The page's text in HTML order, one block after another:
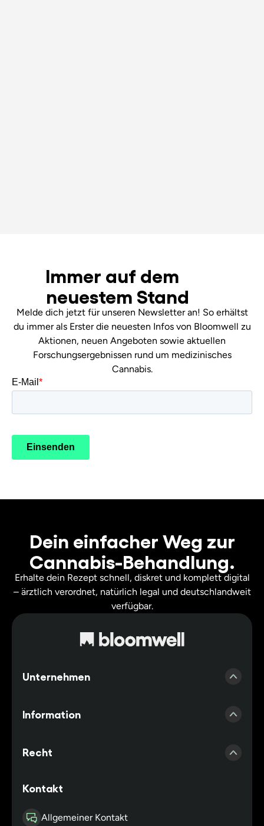
Immer auf dem
neuestem Stand
Melde dich jetzt für unseren Newsletter an! So erhältst
du immer als Erster die neuesten Infos von Bloomwell zu
Aktionen, neuen Angeboten sowie aktuellen
Forschungsergebnissen rund um medizinisches
Cannabis.
Dein einfacher Weg zur
Cannabis-Behandlung.
Erhalte dein Rezept schnell, diskret und komplett digital
– ärztlich verordnet, natürlich legal und deutschlandweit
verfügbar.
Unternehmen
Kooperationsärzte
Affiliateprogamm
Information
Cannabis Blog
Häufig gestellte Fragen
Recht
Kontakt
Allgemeiner Kontakt